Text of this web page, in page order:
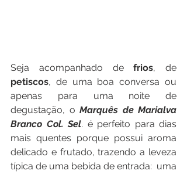
Seja acompanhado de frios
petiscos, de uma boa conversa ou
apenas para uma noite de
degustação, o Marquês de Marialva
Branco Col. Sel. é perfeito para dias
mais quentes porque possui aroma
delicado e frutado, trazendo a leveza
típica de uma bebida de entrada:  uma